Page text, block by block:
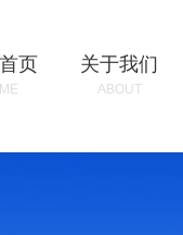
页 关于我们
ABOUT